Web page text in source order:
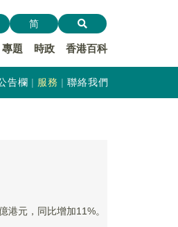
專題 時政 香港百科
简
告欄 服務 聯絡我們
港元，同比增加11%。